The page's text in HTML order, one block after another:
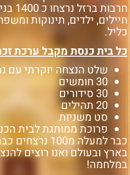
חרבות
ילדים, תינוקות
בית כנסת מקבל ערכת
שלט הנצחה יוקרתי עם נר
30 חומשים
30 סידורים
20 תהילים
סט משניות
פרוכת ממותגת לבית
כבר למעלה מ100
ובעולם ואנו רוצים